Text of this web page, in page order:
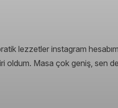
lezzetler instagram
oldum. Masa çok geniş, sen